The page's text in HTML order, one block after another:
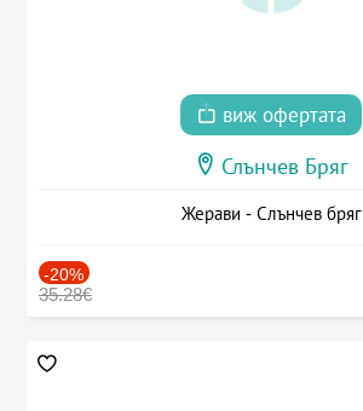
виж офертата
Слънчев Бряг
Жерави - Слънчев бряг
-20%
35.28€